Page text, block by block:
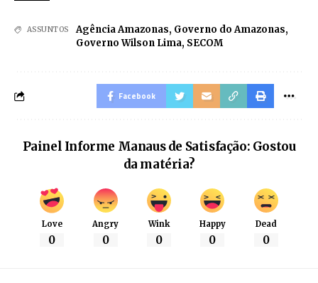
ASSUNTOS Agência Amazonas, Governo do Amazonas,
Governo Wilson Lima, SECOM
Facebook
Painel Informe Manaus de Satisfação: Gostou
da matéria?
Love
0
Angry
0
Wink
0
Happy
0
Dead
0